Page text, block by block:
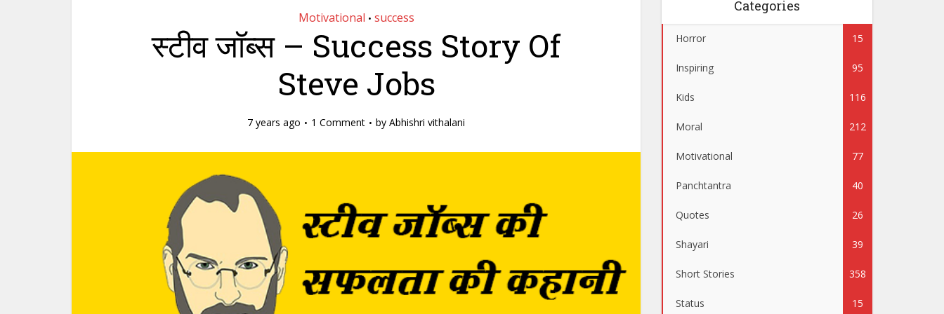
Motivational • success
स्टीव जॉब्स – Success Story Of
Steve Jobs
7 years ago 1 Comment by Abhishri vithalani
Categories
Horror 15
Inspiring 95
Kids 116
Moral 212
Motivational 77
Panchtantra 40
Quotes 26
Shayari 39
Short Stories 358
Status 15